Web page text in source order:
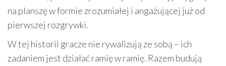
na planszę w formie zrozumiałej i angażującej już od
pierwszej rozgrywki.
W tej historii gracze nie rywalizują ze sobą – ich
zadaniem jest działać ramię w ramię. Razem budują